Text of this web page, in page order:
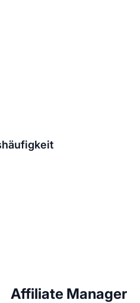
Affiliate Manager